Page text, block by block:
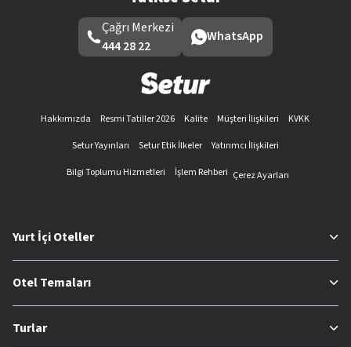
Çağrı Merkezi
444 28 22
WhatsApp
Hakkımızda Resmi Tatiller 2026 Kalite Müşteri İlişkileri
KVKK
Setur Yayınları
Setur Etik İlkeler
Yatırımcı İlişkileri
Bilgi Toplumu Hizmetleri
İşlem Rehberi Çerez Ayarları
Yurt İçi Oteller
Otel Temaları
Turlar